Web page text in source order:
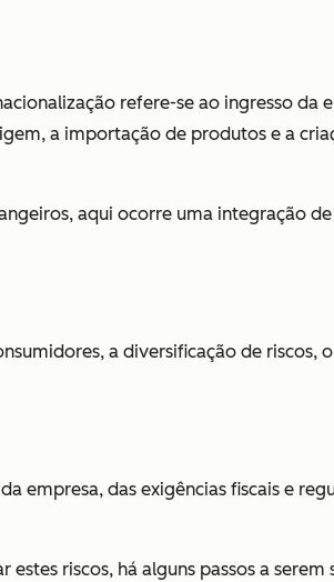
refere-se ao ingresso da
a importação de produtos e a
aqui ocorre uma integração
a diversificação de riscos,
empresa, das exigências fiscais e
riscos, há alguns passos a serem